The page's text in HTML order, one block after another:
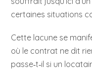
certaines situations
Cette lacune se
où le contrat ne dit
passe‑t‑il si un